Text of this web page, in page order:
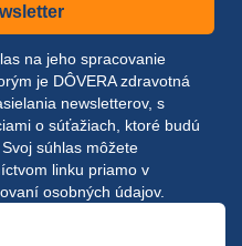
na jeho spracovanie
je DÔVERA zdravotná
newsletterov, s
o súťažiach, ktoré budú
Svoj súhlas môžete
linku priamo v
osobných údajov.